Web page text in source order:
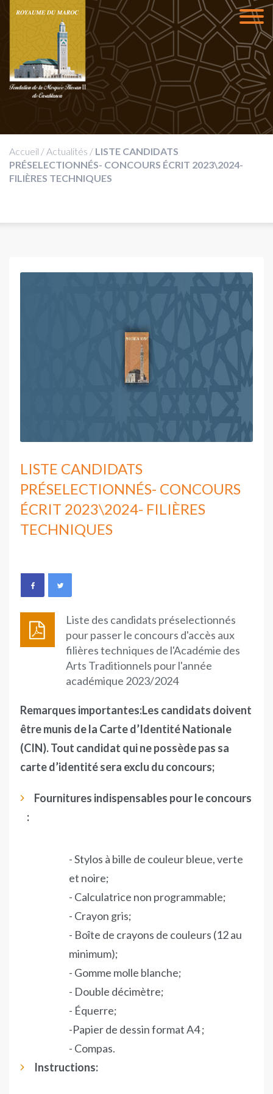
Accueil /Actualités / LISTE CANDIDATS
PRÉSELECTIONNÉS- CONCOURS ÉCRIT 2023\2024-
FILIÈRES TECHNIQUES
LISTE CANDIDATS
PRÉSELECTIONNÉS- CONCOURS
ÉCRIT 2023\2024- FILIÈRES
TECHNIQUES
Liste des candidats préselectionnés
pour passer le concours d'accès aux
filières techniques de l'Académie des
Arts Traditionnels pour l'année
académique 2023/2024
Remarques importantes:Les candidats doivent
être munis de la Carte d’Identité Nationale
(CIN). Tout candidat qui ne possède pas sa
carte d’identité sera exclu du concours;
Fournitures indispensables pour le concours
:
- Stylos à bille de couleur bleue, verte
et noire;
- Calculatrice non programmable;
- Crayon gris;
- Boîte de crayons de couleurs (12 au
minimum);
- Gomme molle blanche;
- Double décimètre;
- Équerre;
-Papier de dessin format A4 ;
- Compas.
Instructions: